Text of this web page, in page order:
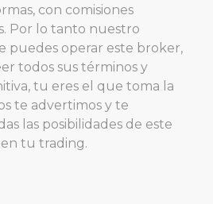
con comisiones
Por lo tanto nuestro
puedes operar este broker,
todos sus términos y
tu eres el que toma la
te advertimos y te
las posibilidades de este
tu trading.